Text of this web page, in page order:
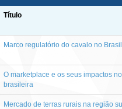
Título
Marco regulatório do cavalo no
O marketplace e os seus impactos
brasileira
Mercado de terras rurais na região